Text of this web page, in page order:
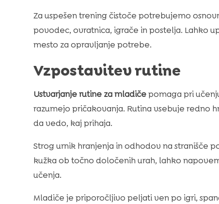
Za uspešen trening čistoče potrebujemo
povodec, ovratnica, igrače in postelja. Lahko
mesto za opravljanje potrebe.
Vzpostavitev rutine
Ustvarjanje rutine za mladičepomaga pri
razumejo pričakovanja. Rutina vsebuje redno
da vedo, kaj prihaja.
Strog urnik hranjenja in odhodov na stranišče
kužka ob točno določenih urah, lahko
učenja.
Mladiče je priporočljivo peljati ven po igri,